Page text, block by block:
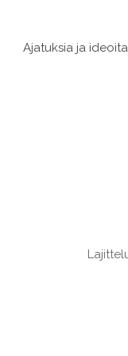
Ajatuksia ja ideoita